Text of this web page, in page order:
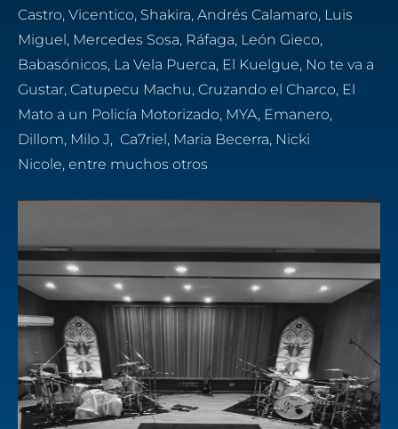
Castro, Vicentico, Shakira, Andrés Calamaro, Luis
Miguel, Mercedes Sosa, Ráfaga, León Gieco,
Babasónicos, La Vela Puerca, El Kuelgue, No te va a
Gustar, Catupecu Machu, Cruzando el Charco, El
Mato a un Policía Motorizado, MYA, Emanero,
Dillom, Milo J, Ca7riel, Maria Becerra, Nicki
Nicole, entre muchos otros